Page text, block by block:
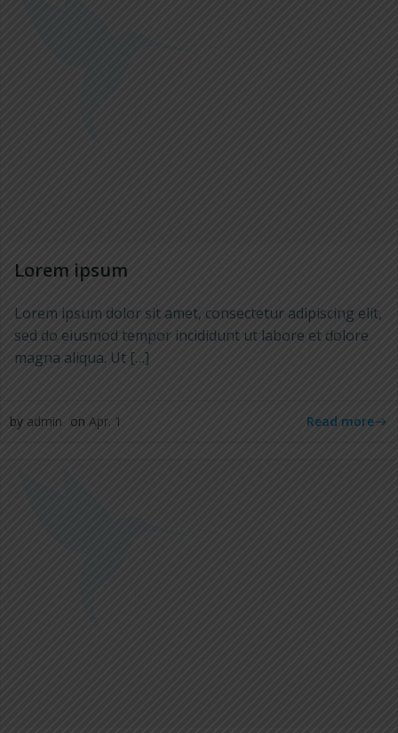
Lorem ipsum
Lorem ipsum dolor sit amet, consectetur adipiscing elit,
sed do eiusmod tempor incididunt ut labore et dolore
magna aliqua. Ut […]
by admin on Apr. 1 Read more